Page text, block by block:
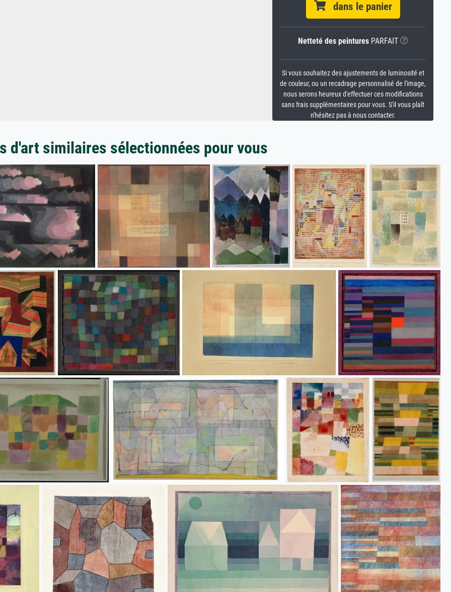
dans le panier
Netteté des peinturesPARFAIT
Si vous souhaitez des ajustements de luminosité et
de couleur, ou un recadrage personnalisé de l'image,
nous serons heureux d'effectuer ces modifications
sans frais supplémentaires pour vous. S'il vous plaît
n'hésitez pas à nous contacter.
d'art similaires sélectionnées pour vous